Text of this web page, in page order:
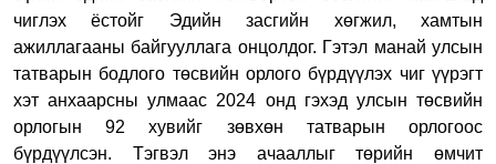
чиглэх ёстойг Эдийн засгийн хөгжил, хамтын
ажиллагааны байгууллага онцолдог. Гэтэл манай улсын
татварын бодлого төсвийн орлого бүрдүүлэх чиг үүрэгт
хэт анхаарсны улмаас 2024 онд гэхэд улсын төсвийн
орлогын 92 хувийг зөвхөн татварын орлогоос
бүрдүүлсэн. Тэгвэл энэ ачааллыг төрийн өмчит